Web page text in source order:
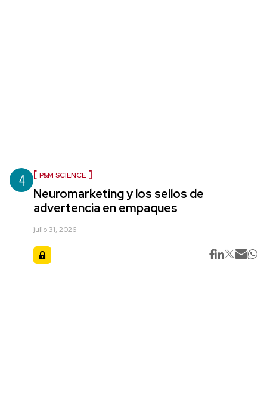
4 P&M SCIENCE
Neuromarketing y los sellos de
advertencia en empaques
julio 31, 2026